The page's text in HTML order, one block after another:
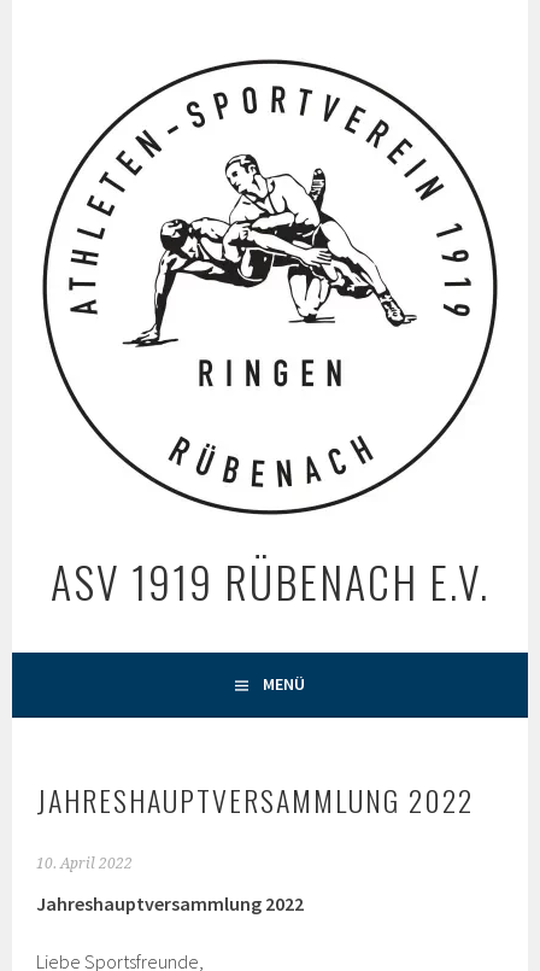
ASV 1919 RÜBENACH E.V.
MENÜ
JAHRESHAUPTVERSAMMLUNG 2022
10. April 2022
Jahreshauptversammlung 2022
Liebe Sportsfreunde,